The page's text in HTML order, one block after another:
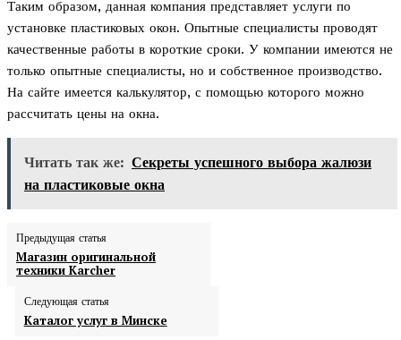
Таким образом, данная компания представляет услуги по
установке пластиковых окон. Опытные специалисты проводят
качественные работы в короткие сроки. У компании имеются не
только опытные специалисты, но и собственное производство.
На сайте имеется калькулятор, с помощью которого можно
рассчитать цены на окна.
Читать так же: Секреты успешного выбора жалюзи
на пластиковые окна
Предыдущая статья
Магазин оригинальной
техники Karcher
Следующая статья
Каталог услуг в Минске